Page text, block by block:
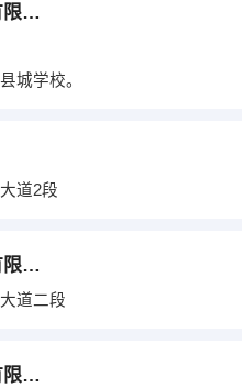
四川承材教育咨询有限公司
城学校。
道2段
平昌亿联置业股份有限公司
道二段
成都坤德营销策划有限公司